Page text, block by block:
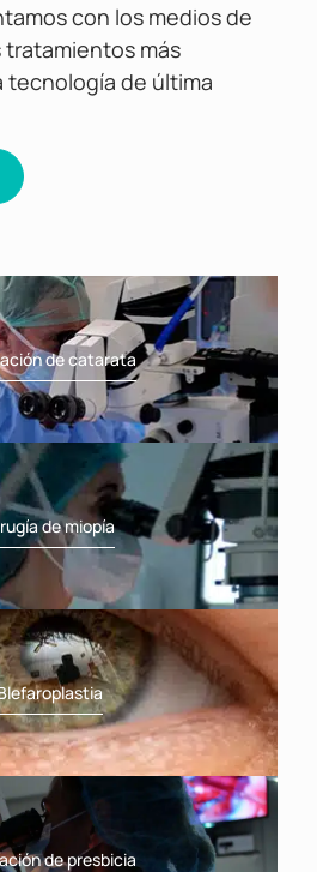
con los medios de
más
tecnología de última
de catarata
de miopía
de presbicia